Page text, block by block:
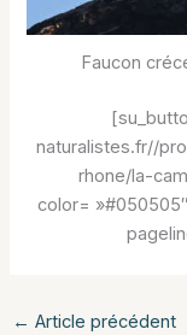
Faucon
naturalistes.fr//
rhone/la-
color=
← Article précédent